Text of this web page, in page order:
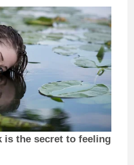
the secret to feeling